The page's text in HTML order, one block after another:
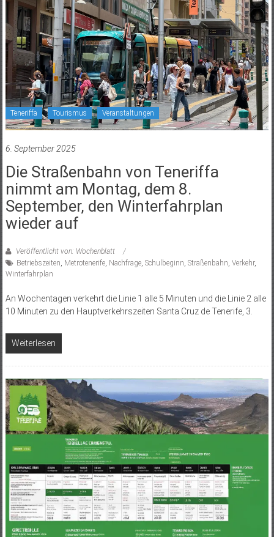
Teneriffa Tourismus Veranstaltungen
6. September 2025
Die Straßenbahn von Teneriffa
nimmt am Montag, dem 8.
September, den Winterfahrplan
wieder auf
Veröffentlicht von: Wochenblatt
Betriebszeiten Metrotenerife, Nachfrage, Schulbeginn Straßenbahn Verkehr,
Winterfahrplan
An Wochentagen verkehrt die Linie 1 alle 5 Minuten und die Linie 2 alle
10 Minuten zu den Hauptverkehrszeiten Santa Cruz de Tenerife, 3.
Weiterlesen